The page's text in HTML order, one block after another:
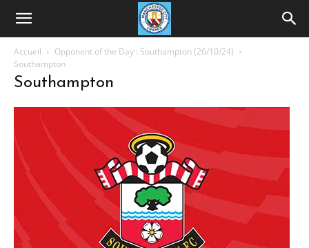
Accueil
Opponent of the Day : Southampton (26/10/24)
Southampton
Southampton